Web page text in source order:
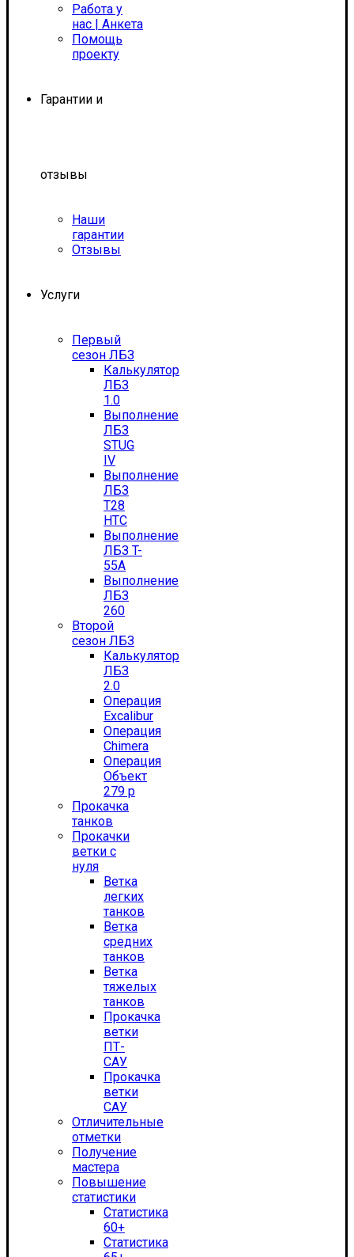
Работа у
нас | Анкета
Помощь
проекту
Гарантии и
отзывы
Наши
гарантии
Отзывы
Услуги
Первый
сезон ЛБЗ
Калькулятор
ЛБЗ
1.0
Выполнение
ЛБЗ
STUG
IV
Выполнение
ЛБЗ
T28
HTC
Выполнение
ЛБЗ T-
55А
Выполнение
ЛБЗ
260
Второй
сезон ЛБЗ
Калькулятор
ЛБЗ
2.0
Операция
Excalibur
Операция
Chimera
Операция
Объект
279 р
Прокачка
танков
Прокачки
ветки с
нуля
Ветка
легких
танков
Ветка
средних
танков
Ветка
тяжелых
танков
Прокачка
ветки
ПТ-
САУ
Прокачка
ветки
САУ
Отличительные
отметки
Получение
мастера
Повышение
статистики
Статистика
60+
Статистика